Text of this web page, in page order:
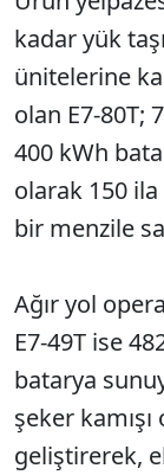
kadar yük
ünitelerine
olan E7-80T;
400 kWh
olarak 150
bir menzile
Ağır yol
E7-49T ise
batarya
şeker
geliştirerek,